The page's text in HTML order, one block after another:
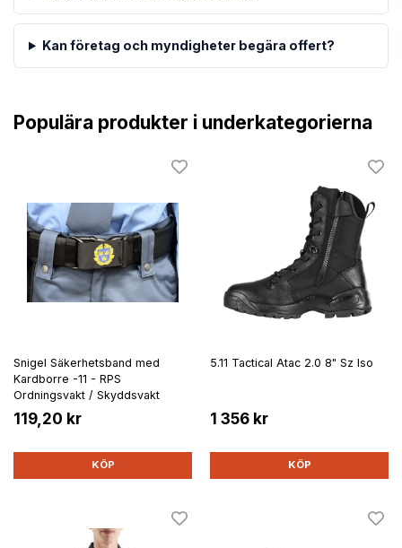
Kan företag och myndigheter begära offert?
Populära produkter i underkategorierna
Snigel Säkerhetsband med
Kardborre -11 - RPS
Ordningsvakt / Skyddsvakt
119,20 kr
KÖP
5.11 Tactical Atac 2.0 8" Sz Iso
1 356 kr
KÖP